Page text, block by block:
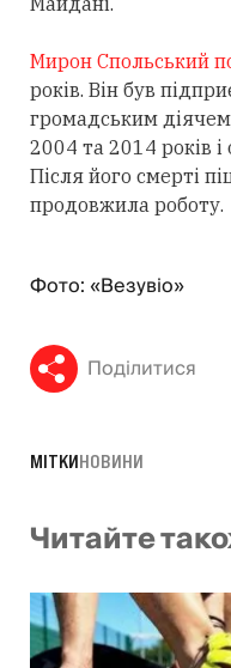
Мирон Спольський
років. Він був
громадським
2004 та 2014 років
Після його смерті
продовжила роботу.
Фото: «Везувіо»
Поділитися
МІТКИНОВИНИ
Читайте